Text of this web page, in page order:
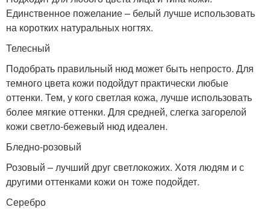
Единственное пожелание – белый лучше использовать
на коротких натуральных ногтях.
Телесный
Подобрать правильный нюд может быть непросто. Для
темного цвета кожи подойдут практически любые
оттенки. Тем, у кого светлая кожа, лучше использовать
более мягкие оттенки. Для средней, слегка загорелой
кожи светло-бежевый нюд идеален.
Бледно-розовый
Розовый – лучший друг светлокожих. Хотя людям и с
другими оттенками кожи он тоже подойдет.
Серебро